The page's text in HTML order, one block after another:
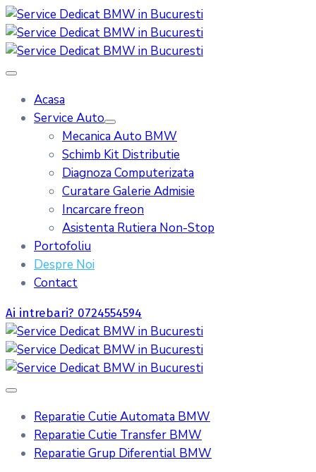
Acasa
Service Auto
Mecanica Auto BMW
Schimb Kit Distributie
Diagnoza Computerizata
Curatare Galerie Admisie
Incarcare freon
Asistenta Rutiera Non-Stop
Portofoliu
Despre Noi
Contact
Ai intrebari? 0724554594
Reparatie Cutie Automata BMW
Reparatie Cutie Transfer BMW
Reparatie Grup Diferential BMW